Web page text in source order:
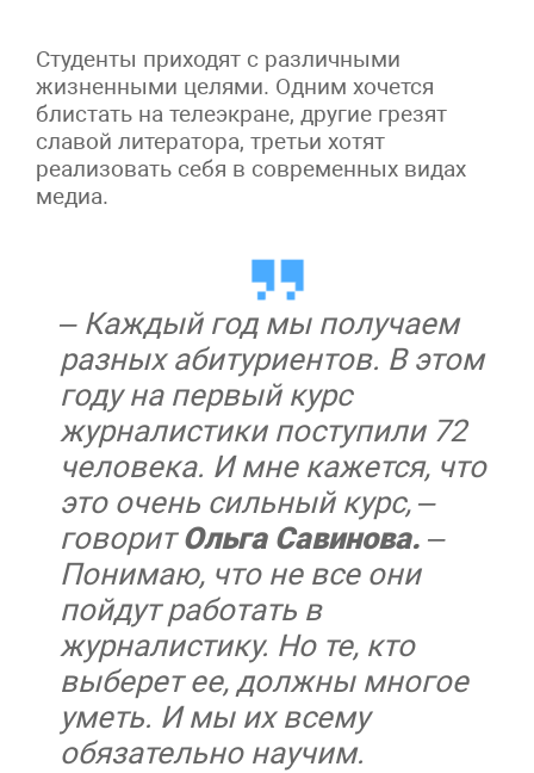
Студенты приходят с различными
жизненными целями. Одним хочется
блистать на телеэкране, другие грезят
славой литератора, третьи хотят
реализовать себя в современных видах
медиа.
– Каждый год мы получаем
разных абитуриентов. В этом
году на первый курс
журналистики поступили 72
человека. И мне кажется, что
это очень сильный курс, –
говоритОльга Савинова. –
Понимаю, что не все они
пойдут работать в
журналистику. Но те, кто
выберет ее, должны многое
уметь. И мы их всему
обязательно научим.